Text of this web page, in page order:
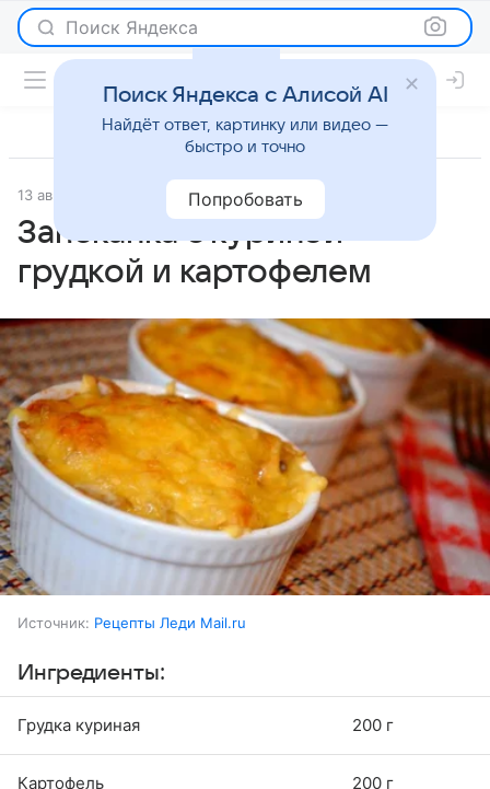
Поиск Яндекса
13 августа 2025 Рецепты
Запеканка с куриной
грудкой и картофелем
Источник: Рецепты Леди Mail.ru
Ингредиенты:
Грудка куриная 200 г
Картофель 200 г
Поиск Яндекса с Алисой AI
Найдёт ответ, картинку или видео —
быстро и точно
Попробовать